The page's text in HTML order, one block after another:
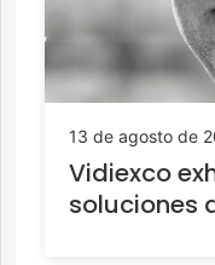
13 de agosto de
Vidiexco
soluciones